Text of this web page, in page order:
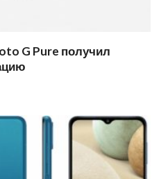
G Pure получил